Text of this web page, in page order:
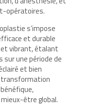
opératoires.
s’impose
et durable
et vibrant, étalant
une période de
et bien
transformation
être global.